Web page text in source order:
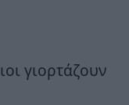
γιορτάζουν